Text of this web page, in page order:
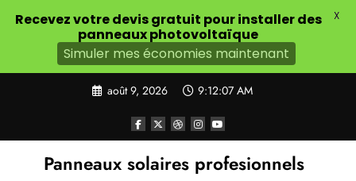
août 9, 2026 9:12:09 AM
Panneaux solaires profesionnels
Recevez votre devis gratuit pour installer des
panneaux photovoltaïque
Simuler mes économies maintenant
X